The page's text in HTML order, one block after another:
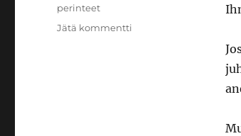
perinteet
Jätä kommentti